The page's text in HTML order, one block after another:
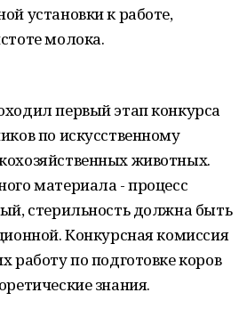
установки к работе,
молока.
первый этап конкурса
по искусственному
животных.
материала - процесс
стерильность должна быть
Конкурсная комиссия
работу по подготовке коров
знания.